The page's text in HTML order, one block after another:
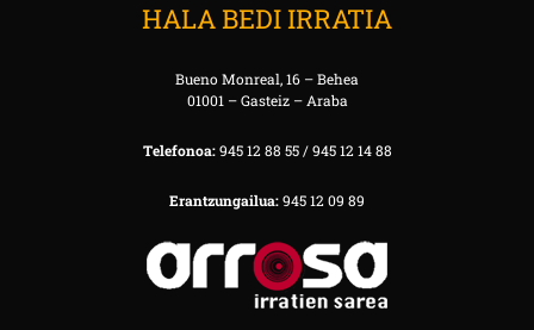
HALA BEDI IRRATIA
Bueno Monreal, 16 – Behea
01001 – Gasteiz – Araba
Telefonoa:945 12 88 55 / 945 12 14 88
Erantzungailua:945 12 09 89